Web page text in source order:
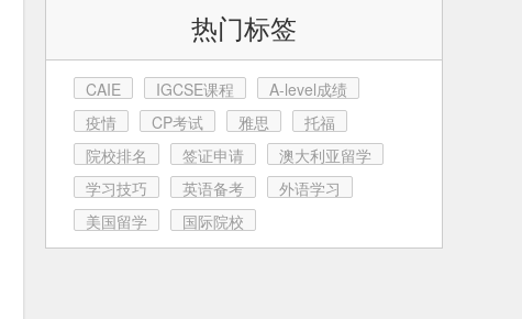
热门标签
CAIE IGCSE课程
A-level成绩
疫情
CP考试 雅思
托福
院校排名
签证申请
澳大利亚留学
学习技巧
英语备考
外语学习
美国留学
国际院校